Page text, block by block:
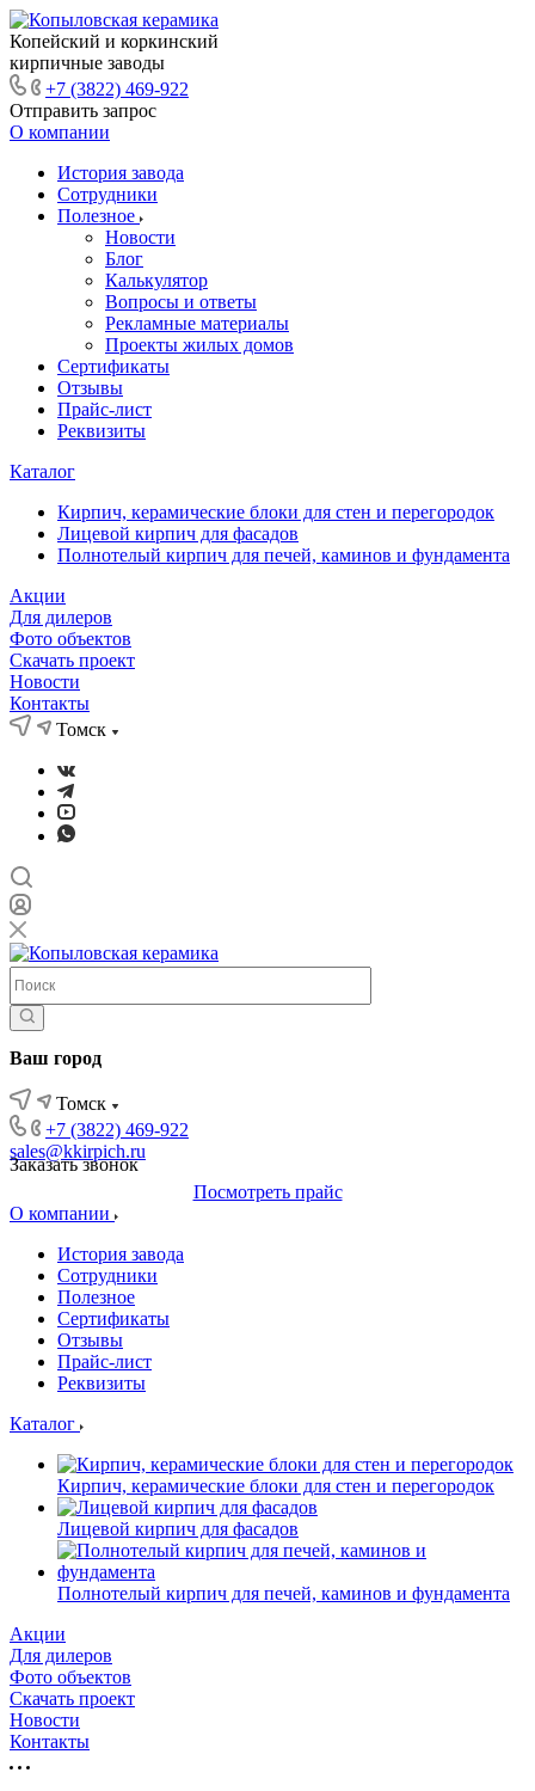
Копейский и коркинский
кирпичные заводы
+7 (3822) 469-922
Отправить запрос
О компании
История завода
Сотрудники
Полезное
Новости
Блог
Калькулятор
Вопросы и ответы
Рекламные материалы
Проекты жилых домов
Сертификаты
Отзывы
Прайс-лист
Реквизиты
Каталог
Кирпич, керамические блоки для стен и перегородок
Лицевой кирпич для фасадов
Полнотелый кирпич для печей, каминов и фундамента
Акции
Для дилеров
Фото объектов
Скачать проект
Новости
Контакты
Томск
Ваш город
Томск
+7 (3822) 469-922
sales@kkirpich.ru
Заказать звонок
Посмотреть прайс
О компании
История завода
Сотрудники
Полезное
Сертификаты
Отзывы
Прайс-лист
Реквизиты
Каталог
Кирпич, керамические блоки для стен и перегородок
Лицевой кирпич для фасадов
Полнотелый кирпич для печей, каминов и фундамента
Акции
Для дилеров
Фото объектов
Скачать проект
Новости
Контакты